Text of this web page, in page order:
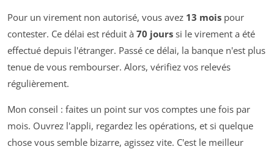
Pour un virement non autorisé, vous avez 13 mois pour
contester. Ce délai est réduit à 70 jours si le virement a été
effectué depuis l'étranger. Passé ce délai, la banque n'est plus
tenue de vous rembourser. Alors, vérifiez vos relevés
régulièrement.
Mon conseil : faites un point sur vos comptes une fois par
mois. Ouvrez l'appli, regardez les opérations, et si quelque
chose vous semble bizarre, agissez vite. C'est le meilleur